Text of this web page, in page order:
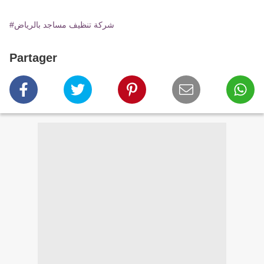
#شركة تنظيف مساجد بالرياض
Partager